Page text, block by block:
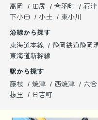
高岡
田尻 音羽町 石津
下小田
小土
東小川
沿線から探す
東海道本線
静岡鉄道静岡
東海道新幹線
駅から探す
藤枝
焼津 西焼津 六合
抜里
日吉町